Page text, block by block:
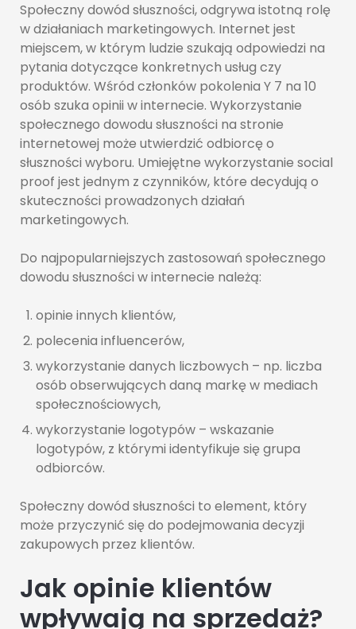
Społeczny dowód słuszności, odgrywa istotną rolę
w działaniach marketingowych. Internet jest
miejscem, w którym ludzie szukają odpowiedzi na
pytania dotyczące konkretnych usług czy
produktów. Wśród członków pokolenia Y 7 na 10
osób szuka opinii w internecie. Wykorzystanie
społecznego dowodu słuszności na stronie
internetowej może utwierdzić odbiorcę o
słuszności wyboru. Umiejętne wykorzystanie social
proof jest jednym z czynników, które decydują o
skuteczności prowadzonych działań
marketingowych.
Do najpopularniejszych zastosowań społecznego
dowodu słuszności w internecie należą:
opinie innych klientów,
polecenia influencerów,
wykorzystanie danych liczbowych – np. liczba
osób obserwujących daną markę w mediach
społecznościowych,
wykorzystanie logotypów – wskazanie
logotypów, z którymi identyfikuje się grupa
odbiorców.
Społeczny dowód słuszności to element, który
może przyczynić się do podejmowania decyzji
zakupowych przez klientów.
Jak opinie klientów
wpływają na sprzedaż?